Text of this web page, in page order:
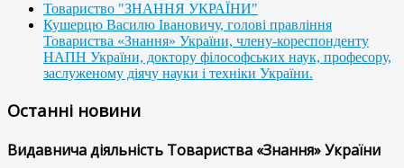
Товариство "ЗНАННЯ УКРАЇНИ"
Кушерцю Василю Івановичу, голові правління
Товариства «Знання» України, члену-кореспонденту
НАПН України, доктору філософських наук, професору,
заслуженому діячу науки і техніки України.
Останні новини
Видавнича діяльність Товариства «Знання» України